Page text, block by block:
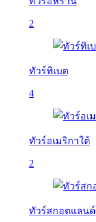
2
ทัวร์ทิเบต
4
ทัวร์อเมริกาใต้
2
ทัวร์สกอตแลนด์